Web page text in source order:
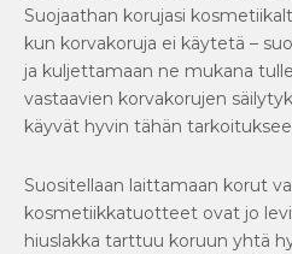
Suojaathan korujasi
kun korvakoruja ei käytetä –
ja kuljettamaan ne mukana
vastaavien korvakorujen
käyvät hyvin tähän
Suositellaan laittamaan korut
kosmetiikkatuotteet ovat jo
hiuslakka tarttuu koruun yhtä